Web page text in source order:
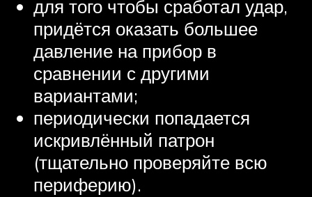
для того чтобы сработал удар,
придётся оказать большее
давление на прибор в
сравнении с другими
вариантами;
периодически попадается
искривлённый патрон
(тщательно проверяйте всю
периферию).